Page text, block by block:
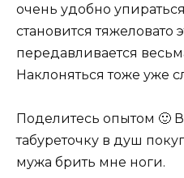
очень удобно
становится тяжеловато
передавливается
Наклоняться тоже уже
Поделитесь опытом 🙂
табуреточку в душ
мужа брить мне ноги.